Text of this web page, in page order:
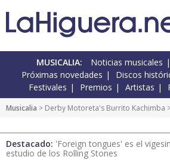
MUSICALIA: Noticias musicales
Próximas novedades
Discos
Festivales
Premios Artistas
Musicalia > Derby Motoreta's Burrito Kachimba
Destacado: 'Foreign tongues' es el
estudio de los Rolling Stones